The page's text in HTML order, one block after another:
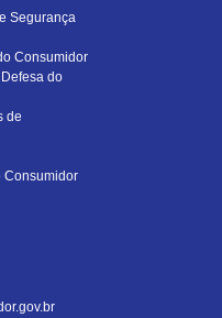
Segurança
Consumidor
do
de
Consumidor